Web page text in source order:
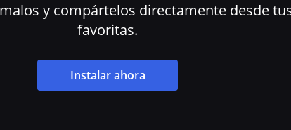
y compártelos directamente desde
favoritas.
Instalar ahora